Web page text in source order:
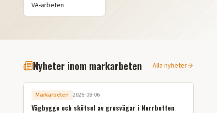
VA-arbeten
Nyheter inom markarbeten Alla nyheter
Markarbeten 2026-08-06
Vägbygge och skötsel av grusvägar i Norrbotten